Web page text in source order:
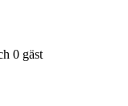
0 gäst